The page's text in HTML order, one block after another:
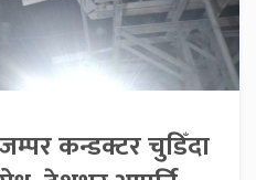
कन्डक्टर चुडिँदा